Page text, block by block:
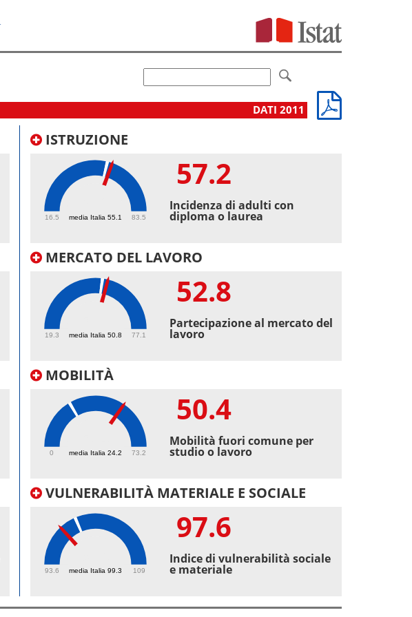
DATI 2011
ISTRUZIONE
media Italia 55.1
16.5 83.5
57.2
Incidenza di adulti con
diploma o laurea
MERCATO DEL LAVORO
media Italia 50.8
19.3 77.1
52.8
Partecipazione al mercato del
lavoro
MOBILITÀ
media Italia 24.2
0 73.2
50.4
Mobilità fuori comune per
studio o lavoro
VULNERABILITÀ MATERIALE E SOCIALE
media Italia 99.3
93.6 109
97.6
Indice di vulnerabilità sociale
e materiale